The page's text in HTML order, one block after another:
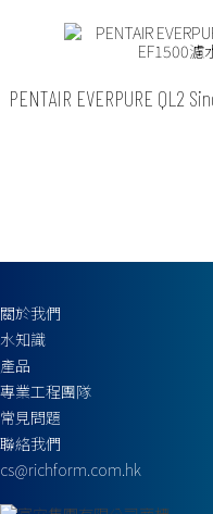
PENTAIR EVERPURE QL2
關於我們
水知識
產品
專業工程團隊
常見問題
聯絡我們
cs@richform.com.hk